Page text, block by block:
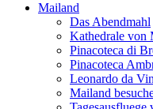
Mailand
Das Abendmahl
Kathedrale von
Pinacoteca di
Pinacoteca
Leonardo da
Mailand